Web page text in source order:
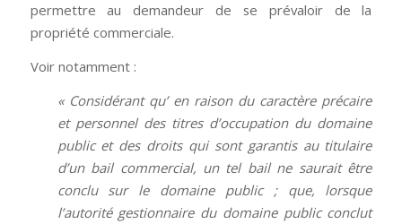
permettre au demandeur de se prévaloir de la
propriété commerciale.
Voir notamment :
« Considérant qu’ en raison du caractère précaire
et personnel des titres d’occupation du domaine
public et des droits qui sont garantis au titulaire
d’un bail commercial, un tel bail ne saurait être
conclu sur le domaine public ; que, lorsque
l’autorité gestionnaire du domaine public conclut